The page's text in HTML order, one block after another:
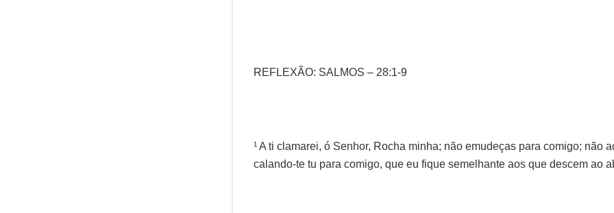
REFLEXÃO: SALMOS – 28:1-9
¹ A ti clamarei, ó Senhor, Rocha minha; não emudeças para comigo; não
calando-te tu para comigo, que eu fique semelhante aos que descem ao